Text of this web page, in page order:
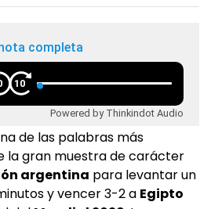
completa
10
Powered by Thinkindot Audio
de las palabras más
la gran muestra de carácter
argentina para levantar un
y vencer 3-2 a Egipto